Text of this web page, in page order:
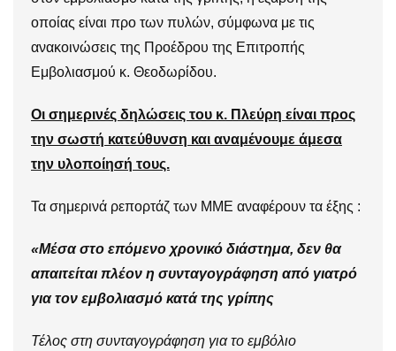
οποίας είναι προ των πυλών, σύμφωνα με τις
ανακοινώσεις της Προέδρου της Επιτροπής
Εμβολιασμού κ. Θεοδωρίδου.
Οι σημερινές δηλώσεις του κ. Πλεύρη είναι προς
την σωστή κατεύθυνση και αναμένουμε άμεσα
την υλoπoίησή τους.
Τα σημερινά ρεπορτάζ των ΜΜΕ αναφέρουν τα έξης :
«Μέσα στο επόμενο χρονικό διάστημα, δεν θα
απαιτείται πλέον η συνταγογράφηση από γιατρό
για τον εμβολιασμό κατά της γρίπης
Τέλος στη συνταγογράφηση για το εμβόλιο